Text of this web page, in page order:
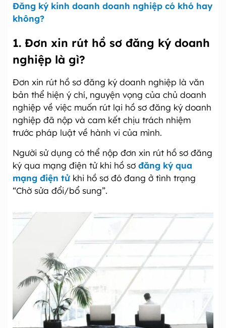
Đăng ký kinh doanh doanh nghiệp có khó hay
không?
1. Đơn xin rút hồ sơ đăng ký doanh
nghiệp là gì?
Đơn xin rút hồ sơ đăng ký doanh nghiệp là văn
bản thể hiện ý chí, nguyện vọng của chủ doanh
nghiệp về việc muốn rút lại hồ sơ đăng ký doanh
nghiệp đã nộp và cam kết chịu trách nhiệm
trước pháp luật về hành vi của mình.
Người sử dụng có thể nộp đơn xin rút hồ sơ đăng
ký qua mạng điện tử khi hồ sơ đăng ký qua
mạng điện tử khi hồ sơ đó đang ở tình trạng
“Chờ sửa đổi/bổ sung”.